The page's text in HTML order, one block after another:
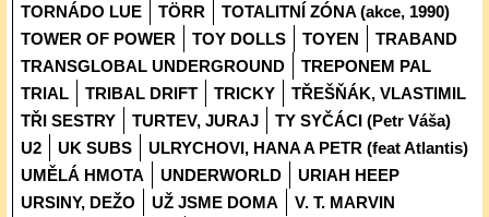
TORNÁDO LUE
TÖRR
TOTALITNÍ ZÓNA (akce, 1990)
TOWER OF POWER
TOY DOLLS TOYEN
TRABAND
TRANSGLOBAL UNDERGROUND
TREPONEM PAL
TRIAL
TRIBAL DRIFT TRICKY
TŘEŠŇÁK, VLASTIMIL
TŘI SESTRY
TURTEV, JURAJ
TY SYČÁCI (Petr Váša)
U2
UK SUBS
ULRYCHOVI, HANA A PETR (feat Atlantis)
UMĚLÁ HMOTA
UNDERWORLD
URIAH HEEP
URSINY, DEŽO
UŽ JSME DOMA
V. T. MARVIN